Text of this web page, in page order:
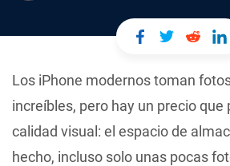
Los iPhone modernos toman
increíbles, pero hay un precio que
calidad visual: el espacio de
hecho, incluso solo unas pocas